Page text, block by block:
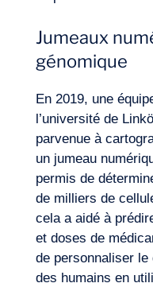
Envie d’embarquer ?
Jumeaux
génomique
En 2019, une
l’université de
parvenue à
un jumeau
permis de
de milliers de
cela a aidé à
et doses de
de personnaliser
des humains en